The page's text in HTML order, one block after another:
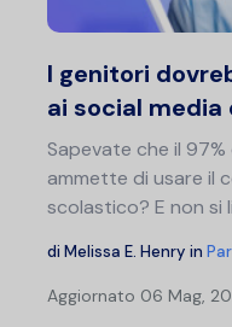
I genitori
ai social
Sapevate che il 97%
ammette di usare il
scolastico? E non si
di Melissa E. Henry in
Aggiornato 06 Mag,